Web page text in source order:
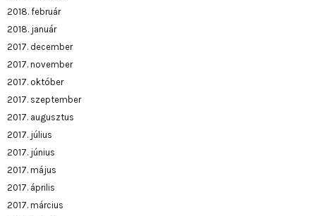
2018. február
2018. január
2017. december
2017. november
2017. október
2017. szeptember
2017. augusztus
2017. július
2017. június
2017. május
2017. április
2017. március